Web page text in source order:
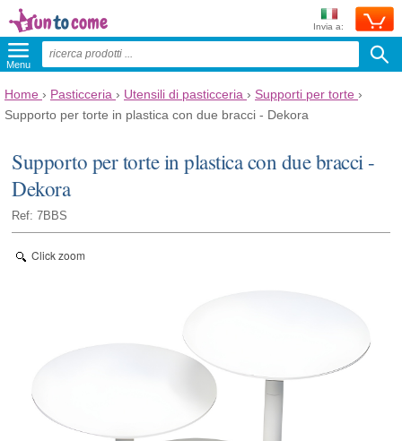
Invia a:
Menu
Home › Pasticceria › Utensili di pasticceria › Supporti per torte ›
Supporto per torte in plastica con due bracci - Dekora
Supporto per torte in plastica con due bracci -
Dekora
Ref: 7BBS
Click zoom